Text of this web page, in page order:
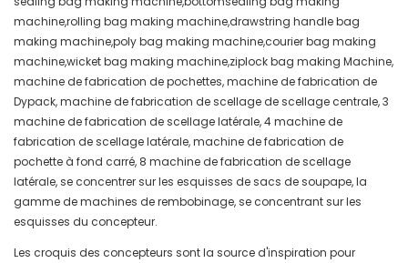
machine,rolling bag making machine,drawstring handle bag
making machine,poly bag making machine,courier bag making
machine,wicket bag making machine,ziplock bag making Machine,
machine de fabrication de pochettes, machine de fabrication de
Dypack, machine de fabrication de scellage de scellage centrale, 3
machine de fabrication de scellage latérale, 4 machine de
fabrication de scellage latérale, machine de fabrication de
pochette à fond carré, 8 machine de fabrication de scellage
latérale, se concentrer sur les esquisses de sacs de soupape, la
gamme de machines de rembobinage, se concentrant sur les
esquisses du concepteur.
Les croquis des concepteurs sont la source d'inspiration pour